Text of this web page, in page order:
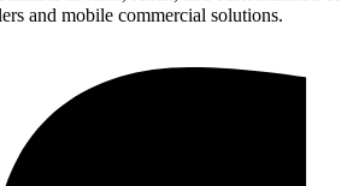
and mobile commercial solutions.